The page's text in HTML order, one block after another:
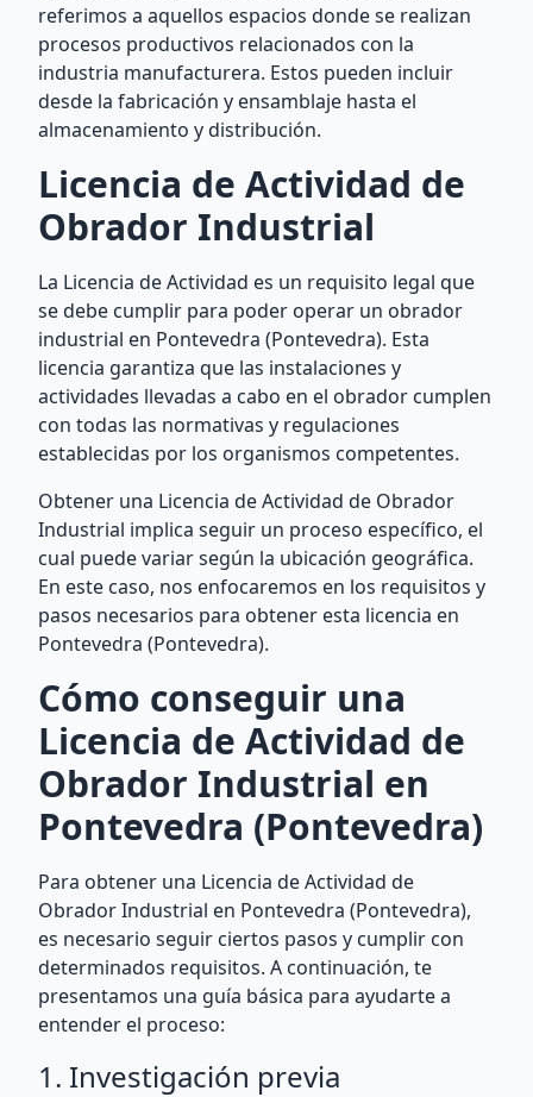
referimos a aquellos espacios donde se realizan
procesos productivos relacionados con la
industria manufacturera. Estos pueden incluir
desde la fabricación y ensamblaje hasta el
almacenamiento y distribución.
Licencia de Actividad de
Obrador Industrial
La Licencia de Actividad es un requisito legal que
se debe cumplir para poder operar un obrador
industrial en Pontevedra (Pontevedra). Esta
licencia garantiza que las instalaciones y
actividades llevadas a cabo en el obrador cumplen
con todas las normativas y regulaciones
establecidas por los organismos competentes.
Obtener una Licencia de Actividad de Obrador
Industrial implica seguir un proceso específico, el
cual puede variar según la ubicación geográfica.
En este caso, nos enfocaremos en los requisitos y
pasos necesarios para obtener esta licencia en
Pontevedra (Pontevedra).
Cómo conseguir una
Licencia de Actividad de
Obrador Industrial en
Pontevedra (Pontevedra)
Para obtener una Licencia de Actividad de
Obrador Industrial en Pontevedra (Pontevedra),
es necesario seguir ciertos pasos y cumplir con
determinados requisitos. A continuación, te
presentamos una guía básica para ayudarte a
entender el proceso:
1. Investigación previa